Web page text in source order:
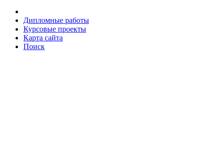
Дипломные работы
Курсовые проекты
Карта сайта
Поиск